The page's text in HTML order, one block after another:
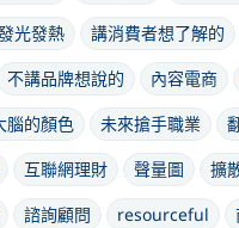
光發熱
講消費者想了解的
不講品牌想說的 內容電商
腦的顏色 未來搶手職業
互聯網理財 聲量圖 擴
諮詢顧問 resourceful